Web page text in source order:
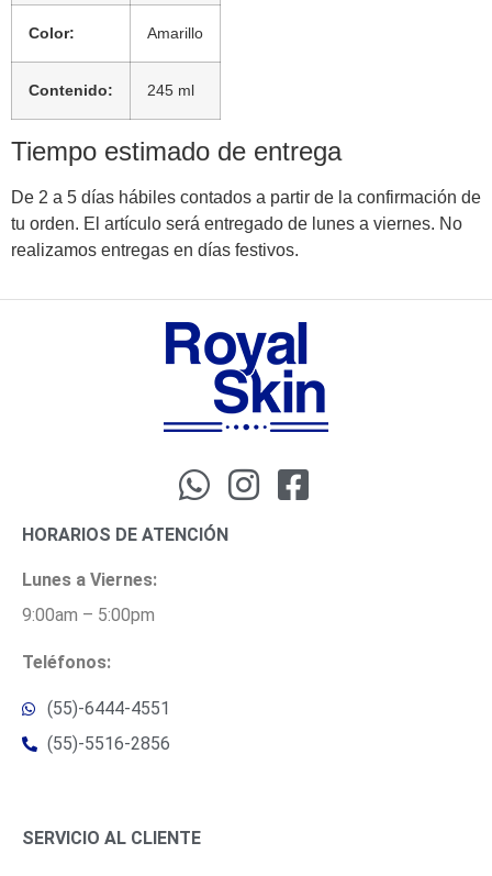
Color: Amarillo
Contenido: 245 ml
Tiempo estimado de entrega
De 2 a 5 días hábiles contados a partir de la confirmación de
tu orden. El artículo será entregado de lunes a viernes. No
realizamos entregas en días festivos.
HORARIOS DE ATENCIÓN
Lunes a Viernes:
9:00am – 5:00pm
Teléfonos:
(55)-6444-4551
(55)-5516-2856
SERVICIO AL CLIENTE